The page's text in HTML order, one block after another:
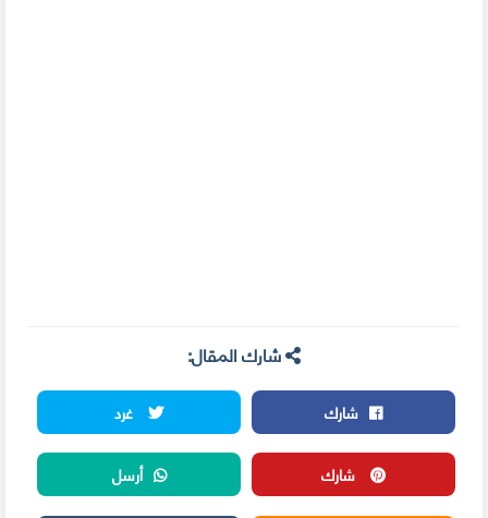
شارك المقال:
شارك
غرد
شارك
أرسل